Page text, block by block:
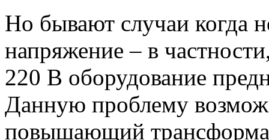
Но бывают случаи когда
напряжение – в
220 В оборудование
Данную проблему
повышающий